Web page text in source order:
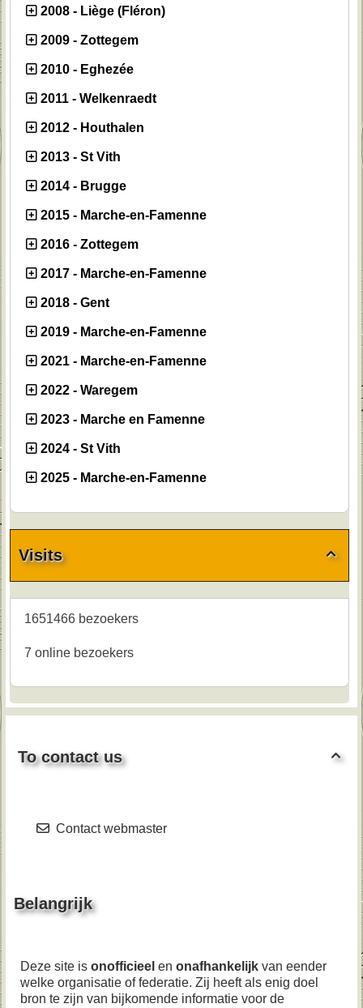
2008 - Liège (Fléron)
2009 - Zottegem
2010 - Eghezée
2011 - Welkenraedt
2012 - Houthalen
2013 - St Vith
2014 - Brugge
2015 - Marche-en-Famenne
2016 - Zottegem
2017 - Marche-en-Famenne
2018 - Gent
2019 - Marche-en-Famenne
2021 - Marche-en-Famenne
2022 - Waregem
2023 - Marche en Famenne
2024 - St Vith
2025 - Marche-en-Famenne

Visits
1651466 bezoekers
7 online bezoekers

To contact us
Contact webmaster
Belangrijk
Deze site is onofficieel en onafhankelijk van eender
welke organisatie of federatie. Zij heeft als enig doel
bron te zijn van bijkomende informatie voor de